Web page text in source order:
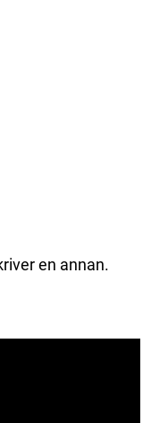
en annan.